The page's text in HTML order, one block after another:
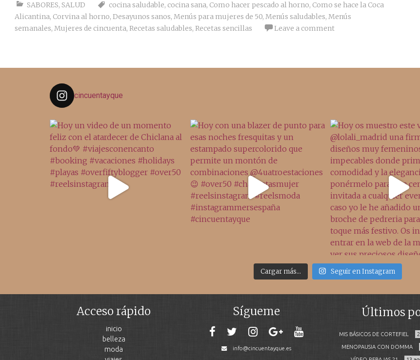
SABORES, SALUD cocina saludable, cocina sana, Como hacer pescado al horno, Como se hace la Coca
Alicantina, Corvina al horno, Desayunos sanos, Menús para mujeres de 50, Menús saludables, Menús
semanales, Mujeres de cincuenta, Recetas saludables, Recetas sencillas Leave a comment
cincuentayque
Cargar más... Seguir en Instagram
Acceso rápido
inicio
belleza
moda
Sígueme
info@cincuentayque.es
Últimos
MIS BÁSICOS DE CORTEFIEL
MENOPAUSIA CON DOMMA